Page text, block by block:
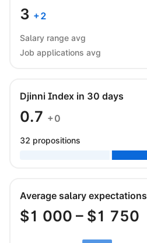
3 +2
Salary range avg
Job applications avg
Djinni Index in 30 days
0.7 +0
32 propositions
Average salary expectations
$1 000 – $1 750